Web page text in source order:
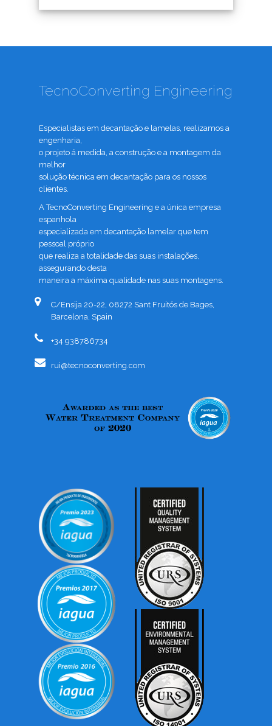
TecnoConverting Engineering
Especialistas em decantação e lamelas, realizamos a
engenharia,
o projeto á medida, a construção e a montagem da
melhor
solução técnica em decantação para os nossos
clientes.
A TecnoConverting Engineering e a única empresa
espanhola
especializada em decantação lamelar que tem
pessoal próprio
que realiza a totalidade das suas instalações,
assegurando desta
maneira a máxima qualidade nas suas montagens.
C/Ensija 20-22, 08272 Sant Fruitós de Bages,
Barcelona, Spain
+34 938786734
rui@tecnoconverting.com